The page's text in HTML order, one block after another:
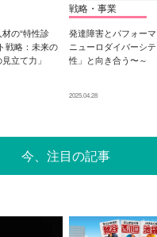
の“特性診
戦略：未来の
立て力」
戦略・事業
発達障害とパフォー
ニューロダイバーシ
性」と向き合う〜～
2025.04.28
今、注目の記事